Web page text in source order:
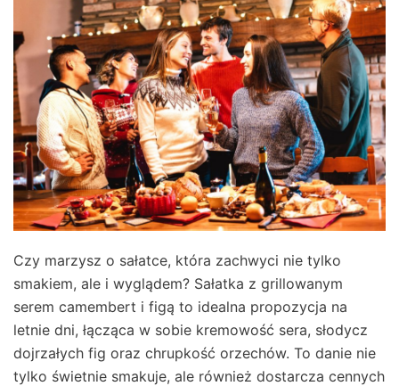
Czy marzysz o sałatce, która zachwyci nie tylko
smakiem, ale i wyglądem? Sałatka z grillowanym
serem camembert i figą to idealna propozycja na
letnie dni, łącząca w sobie kremowość sera, słodycz
dojrzałych fig oraz chrupkość orzechów. To danie nie
tylko świetnie smakuje, ale również dostarcza cennych